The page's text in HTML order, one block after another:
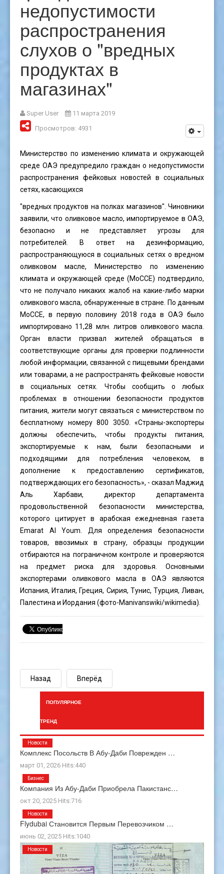
недопустимости
распространения
слухов о "вредных
продуктах в
магазинах"
Super User
11 марта 2019
Просмотров: 4931
Министерство по изменению климата и окружающей
среде ОАЭ предупредило граждан о недопустимости
распространения фейковых новостей в социальных
сетях, касающихся
"вредных продуктов на полках магазинов". Чиновники
заявили, что оливковое масло, импортируемое в ОАЭ,
безопасно и не представляет угрозы для
потребителей. В ответ на дезинформацию,
распространяющуюся в социальных сетях о вредном
оливковом масле, Министерство по изменению
климата и окружающей среде (MoCCE) подтвердило,
что не получало никаких жалоб на какие-либо марки
оливкового масла, обнаруженные в стране. По данным
MoCCE, в первую половину 2018 года в ОАЭ было
импортировано 11,28 млн. литров оливкового масла.
Орган власти призвал жителей обращаться в
соответствующие органы для проверки подлинности
любой информации, связанной с пищевыми брендами
или товарами, а не распространять фейковые новости
в социальных сетях. Чтобы сообщить о любых
проблемах в отношении безопасности продуктов
питания, жители могут связаться с министерством по
бесплатному номеру 800 3050. «Страны-экспортеры
должны обеспечить, чтобы продукты питания,
экспортируемые к нам, были безопасными и
подходящими для потребления человеком, в
дополнение к предоставлению сертификатов,
подтверждающих его безопасность», - сказал Маджид
Аль Харбави, директор департамента
продовольственной безопасности министерства,
которого цитирует в арабская ежедневная газета
Emarat Al Youm. Для определения безопасности
товаров, ввозимых в страну, образцы продукции
отбираются на пограничном контроле и проверяются
на предмет риска для здоровья. Основными
экспортерами оливкового масла в ОАЭ являются
Испания, Италия, Греция, Сирия, Тунис, Турция, Ливан,
Палестина и Иордания (фото-Manivanswiki/wikimedia).
Назад Вперёд
ПОПУЛЯРНОЕ
ТРЕНД
Комплекс Посольств В Абу-Даби Поврежден …
март 01, 2026 Hits:440
Новости
Компания Из Абу-Даби Приобрела Пакистанс…
окт 20, 2025 Hits:716
Бизнес
Flydubai Становится Первым Перевозчиком …
июнь 02, 2025 Hits:1040
Новости
Новости